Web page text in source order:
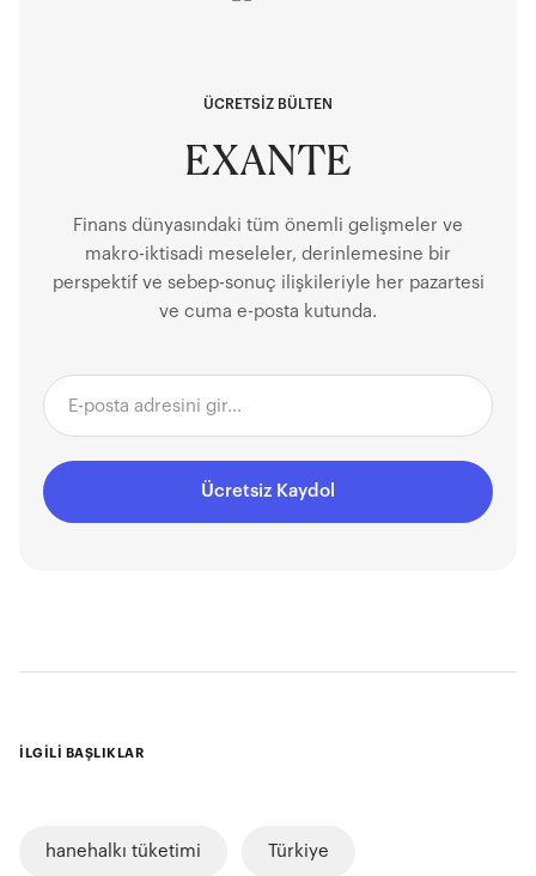
ÜCRETSİZ BÜLTEN
EXANTE
Finans dünyasındaki tüm önemli gelişmeler ve
makro-iktisadi meseleler, derinlemesine bir
perspektif ve sebep-sonuç ilişkileriyle her pazartesi
ve cuma e-posta kutunda.
Ücretsiz Kaydol
İLGİLİ BAŞLIKLAR
hanehalkı tüketimi Türkiye